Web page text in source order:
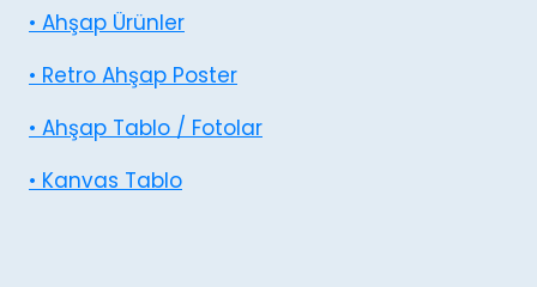
• Ahşap Ürünler
• Retro Ahşap Poster
• Ahşap Tablo / Fotolar
• Kanvas Tablo